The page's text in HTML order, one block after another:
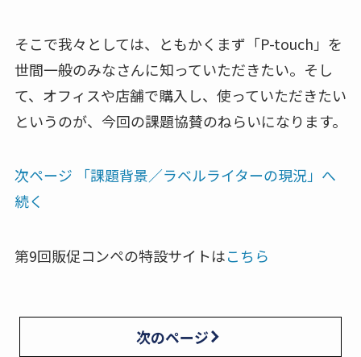
そこで我々としては、ともかくまず「P-touch」を
世間一般のみなさんに知っていただきたい。そし
て、オフィスや店舗で購入し、使っていただきたい
というのが、今回の課題協賛のねらいになります。
次ページ 「課題背景／ラベルライターの現況」へ
続く
第9回販促コンペの特設サイトはこちら
次のページ